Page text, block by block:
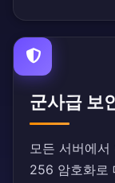
군사급 보
모든 서버에
256 암호화로